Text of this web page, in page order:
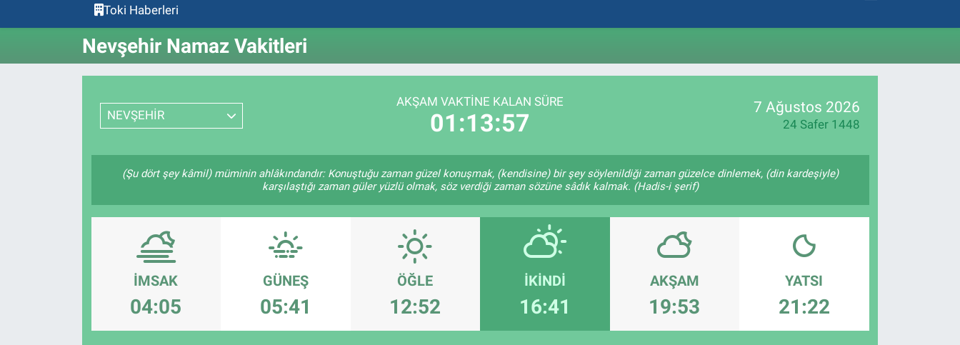
Toki Haberleri
Nevşehir Namaz Vakitleri
NEVŞEHİR
AKŞAM VAKTINE KALAN SÜRE
01:13:57
7 Ağustos 2026
24 Safer 1448
(Şu dört şey kâmil) müminin ahlâkındandır: Konuştuğu zaman güzel konuşmak, (kendisine) bir şey söylenildiği zaman güzelce dinlemek, (din kardeşiyle)
karşılaştığı zaman güler yüzlü olmak, söz verdiği zaman sözüne sâdık kalmak. (Hadis-i şerif)
İMSAK
04:05
GÜNEŞ
05:41
ÖĞLE
12:52
İKINDI
16:41
AKŞAM
19:53
YATSI
21:22